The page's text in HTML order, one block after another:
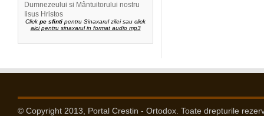
Dumnezeului si Mântuitorului nostru
Iisus Hristos
Click pe sfinti pentru Sinaxarul zilei sau click
aici pentru sinaxarul in format audio mp3
© Copyright 2013, Portal Crestin - Ortodox. Toate drepturile